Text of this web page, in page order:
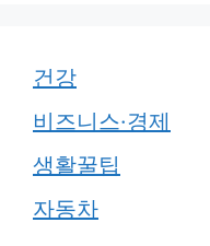
건강
비즈니스·경제
생활꿀팁
자동차